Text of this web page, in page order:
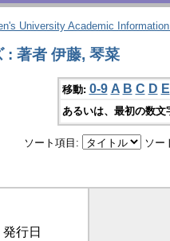
University Academic
: 著者 伊藤, 琴菜
移動: 0-9 A B C D E
あるいは、最初の数
ソート項目: ソー
発行日